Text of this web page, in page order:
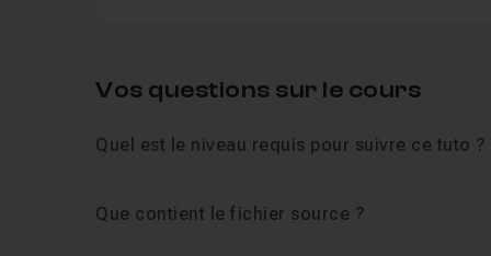
Vos questions sur le cours
Quel est le niveau requis pour suivre ce tuto ?
Que contient le fichier source ?